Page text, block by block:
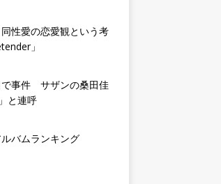
性愛の恋愛観という考
」
で事件 サザンの桑田佳
と連呼
バムランキング